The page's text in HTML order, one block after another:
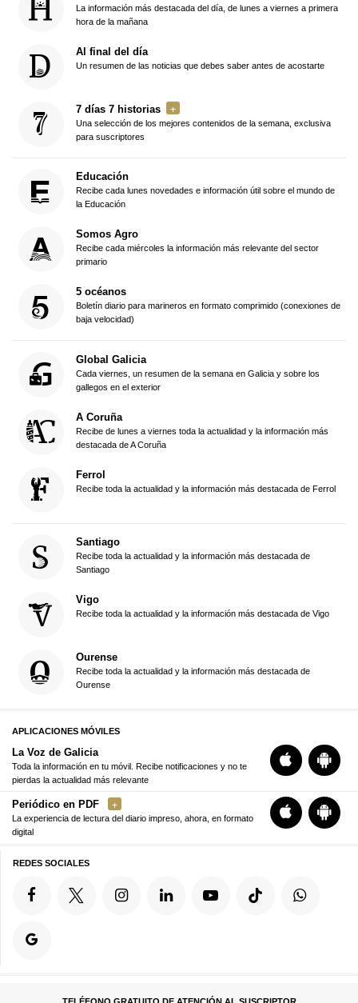
La información más destacada del día, de lunes a viernes a primera
hora de la mañana
Al final del día
Un resumen de las noticias que debes saber antes de acostarte
7 días 7 historias
Una selección de los mejores contenidos de la semana, exclusiva
para suscriptores
Educación
Recibe cada lunes novedades e información útil sobre el mundo de
la Educación
Somos Agro
Recibe cada miércoles la información más relevante del sector
primario
5 océanos
Boletín diario para marineros en formato comprimido (conexiones de
baja velocidad)
Global Galicia
Cada viernes, un resumen de la semana en Galicia y sobre los
gallegos en el exterior
A Coruña
Recibe de lunes a viernes toda la actualidad y la información más
destacada de A Coruña
Ferrol
Recibe toda la actualidad y la información más destacada de Ferrol
Santiago
Recibe toda la actualidad y la información más destacada de
Santiago
Vigo
Recibe toda la actualidad y la información más destacada de Vigo
Ourense
Recibe toda la actualidad y la información más destacada de
Ourense
APLICACIONES MÓVILES
La Voz de Galicia
Toda la información en tu móvil. Recibe notificaciones y no te
pierdas la actualidad más relevante
Periódico en PDF
La experiencia de lectura del diario impreso, ahora, en formato
digital
REDES SOCIALES